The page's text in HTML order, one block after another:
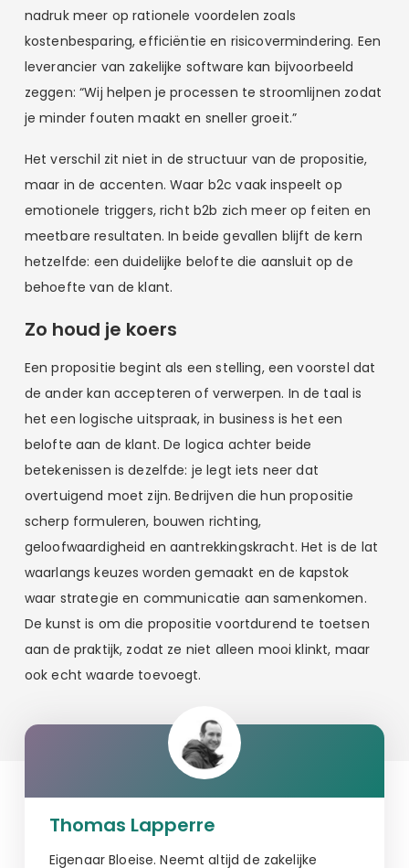
nadruk meer op rationele voordelen zoals
kostenbesparing, efficiëntie en risicovermindering. Een
leverancier van zakelijke software kan bijvoorbeeld
zeggen: “Wij helpen je processen te stroomlijnen zodat
je minder fouten maakt en sneller groeit.”
Het verschil zit niet in de structuur van de propositie,
maar in de accenten. Waar b2c vaak inspeelt op
emotionele triggers, richt b2b zich meer op feiten en
meetbare resultaten. In beide gevallen blijft de kern
hetzelfde: een duidelijke belofte die aansluit op de
behoefte van de klant.
Zo houd je koers
Een propositie begint als een stelling, een voorstel dat
de ander kan accepteren of verwerpen. In de taal is
het een logische uitspraak, in business is het een
belofte aan de klant. De logica achter beide
betekenissen is dezelfde: je legt iets neer dat
overtuigend moet zijn. Bedrijven die hun propositie
scherp formuleren, bouwen richting,
geloofwaardigheid en aantrekkingskracht. Het is de lat
waarlangs keuzes worden gemaakt en de kapstok
waar strategie en communicatie aan samenkomen.
De kunst is om die propositie voortdurend te toetsen
aan de praktijk, zodat ze niet alleen mooi klinkt, maar
ook echt waarde toevoegt.
Thomas Lapperre
Eigenaar Bloeise. Neemt altijd de zakelijke